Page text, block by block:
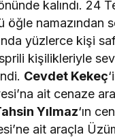
kalındı. 24
öğle namazından
yüzlerce kişi
kişilikleriyle
Cevdet Kekeç
ait cenaze
Yılmaz‘ın
ait araçla